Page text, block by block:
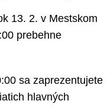
13. 2. v Mestskom
prebehne
sa zaprezentujete
hlavných